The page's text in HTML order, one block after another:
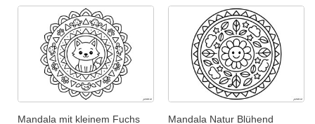
Mandala mit kleinem Fuchs Mandala Natur Blühend